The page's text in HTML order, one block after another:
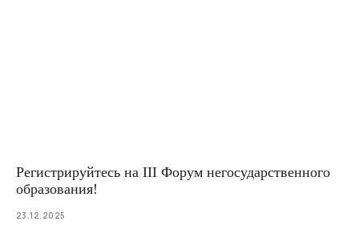
Регистрируйтесь на III Форум негосударственного
образования!
23.12.2025